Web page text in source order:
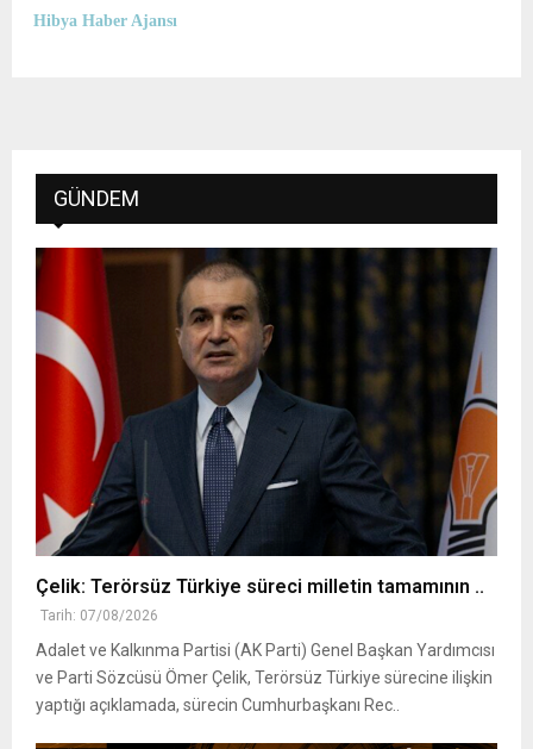
Hibya Haber Ajansı
GÜNDEM
Çelik: Terörsüz Türkiye süreci milletin tamamının ..
Tarih: 07/08/2026
Adalet ve Kalkınma Partisi (AK Parti) Genel Başkan Yardımcısı
ve Parti Sözcüsü Ömer Çelik, Terörsüz Türkiye sürecine ilişkin
yaptığı açıklamada, sürecin Cumhurbaşkanı Rec..